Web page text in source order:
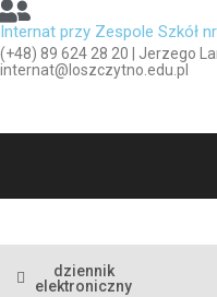
Internat przy Zespole Szkół
(+48) 89 624 28 20 | Jerzego
internat@loszczytno.edu.pl
dziennik
elektroniczny